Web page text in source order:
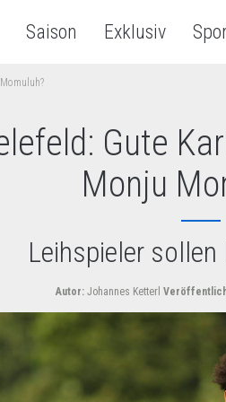
Saison Exklusiv
Gute
Monju
Leihspieler sollen
Autor:Johannes Ketterl